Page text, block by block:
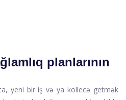
planlarının
yeni bir iş və ya kollecə getmək